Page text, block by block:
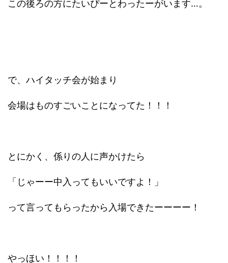
この後ろの方にたいぴーとわったーがいます…。
で、ハイタッチ会が始まり
会場はものすごいことになってた！！！
とにかく、係りの人に声かけたら
「じゃーー中入ってもいいですよ！」
って言ってもらったから入場できたーーーー！
やっほい！！！！